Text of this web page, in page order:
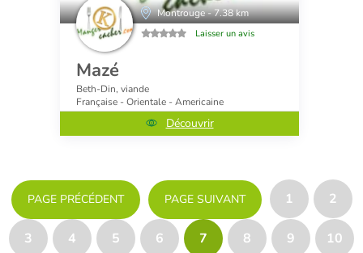
Montrouge - 7.38 km
Laisser un avis
Mazé
Beth-Din, viande
Française - Orientale - Americaine
Découvrir
PAGE PRÉCÉDENT PAGE SUIVANT 1 2
3 4 5 6 7 8 9 10